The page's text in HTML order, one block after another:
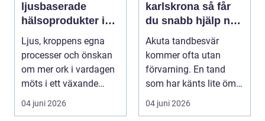
ljusbaserade
hälsoprodukter i
fokus
Ljus, kroppens egna
processer och önskan
om mer ork i vardagen
möts i ett växande
intresse för fotot...
04 juni 2026
karlskrona så får
du snabb hjälp när
tanden krisar
Akuta tandbesvär
kommer ofta utan
förvarning. En tand
som har känts lite öm
kan plötsligt göra så
on...
04 juni 2026